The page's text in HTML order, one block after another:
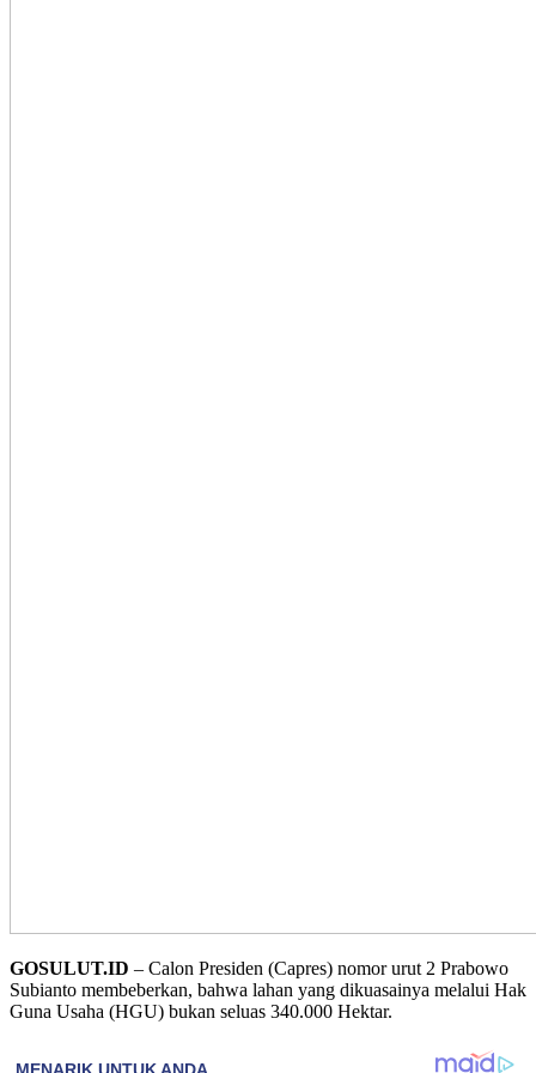
GOSULUT.ID – Calon Presiden (Capres) nomor urut 2 Prabowo
Subianto membeberkan, bahwa lahan yang dikuasainya melalui Hak
Guna Usaha (HGU) bukan seluas 340.000 Hektar.